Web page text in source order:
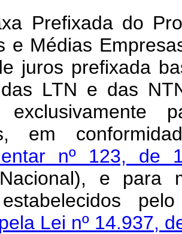
Prefixada do
e Médias
juros prefixada
LTN e das
exclusivamente
em
nº 123, de
e para
Lei nº 14.937,